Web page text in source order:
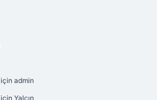
için admin
için Yalçın